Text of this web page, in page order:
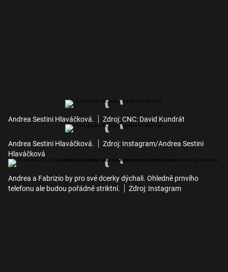
Andrea Sestini Hlaváčková. Zdroj: CNC: David Kundrát
Andrea Sestini Hlaváčková.
Zdroj: Instagram/Andrea Sestini
Hlaváčková
Andrea a Fabrizio by pro své dcerky dýchali. Ohledně prnvího
telefonu ale budou pořádně striktní.
Zdroj: Instagram